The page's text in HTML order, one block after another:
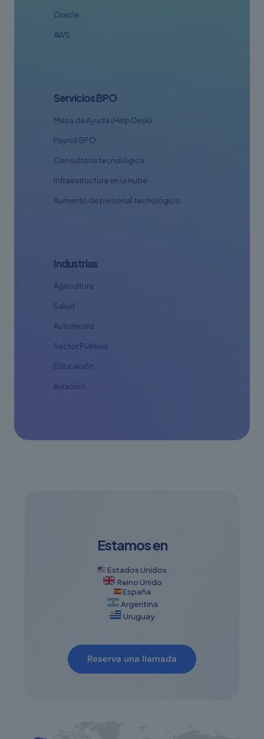
Oracle
AWS
Servicios BPO
Mesa de Ayuda (Help Desk)
Payroll BPO
Consultoría tecnológica
Infraestructura en la nube
Aumento de personal tecnológico
Industrias
Agricultura
Salud
Automotriz
Sector Público
Educación
Aviación
Estamos en
Estados Unidos
Reino Unido
España
Argentina
Uruguay
Reserva una llamada